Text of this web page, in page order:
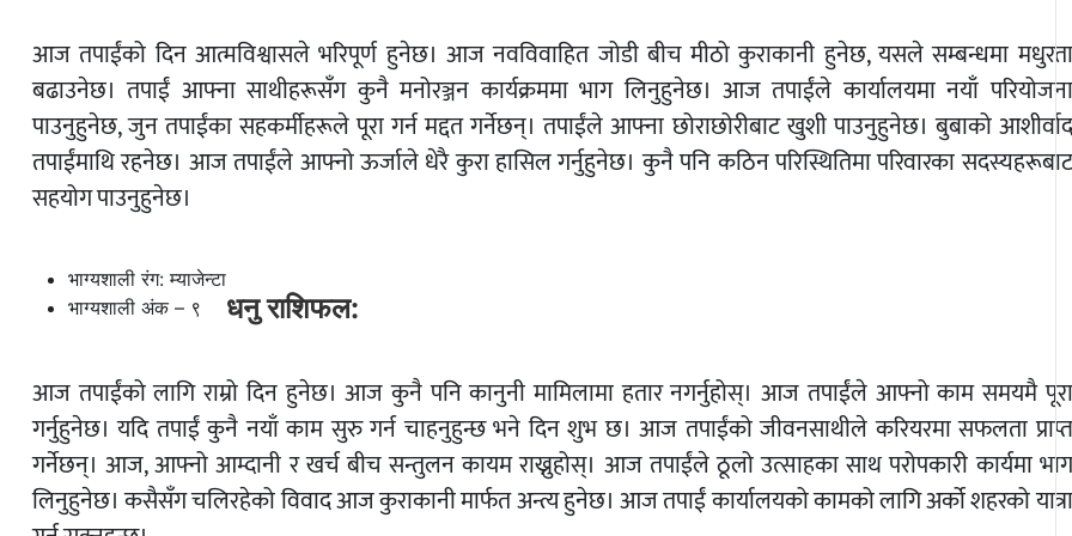
आज तपाईंको दिन आत्मविश्वासले भरिपूर्ण हुनेछ। आज नवविवाहित जोडी बीच मीठो कुराकानी हुनेछ, यसले सम्बन्धमा मधुरता
बढाउनेछ। तपाईं आफ्ना साथीहरूसँग कुनै मनोरञ्जन कार्यक्रममा भाग लिनुहुनेछ। आज तपाईंले कार्यालयमा नयाँ परियोजना
पाउनुहुनेछ, जुन तपाईंका सहकर्मीहरूले पूरा गर्न मद्दत गर्नेछन्। तपाईंले आफ्ना छोराछोरीबाट खुशी पाउनुहुनेछ। बुबाको आशीर्वाद
तपाईंमाथि रहनेछ। आज तपाईंले आफ्नो ऊर्जाले धेरै कुरा हासिल गर्नुहुनेछ। कुनै पनि कठिन परिस्थितिमा परिवारका सदस्यहरूबाट
सहयोग पाउनुहुनेछ।
भाग्यशाली रंग: म्याजेन्टा
भाग्यशाली अंक – ९
धनु राशिफल:
आज तपाईंको लागि राम्रो दिन हुनेछ। आज कुनै पनि कानुनी मामिलामा हतार नगर्नुहोस्। आज तपाईंले आफ्नो काम समयमै पूरा
गर्नुहुनेछ। यदि तपाईं कुनै नयाँ काम सुरु गर्न चाहनुहुन्छ भने दिन शुभ छ। आज तपाईंको जीवनसाथीले करियरमा सफलता प्राप्त
गर्नेछन्। आज, आफ्नो आम्दानी र खर्च बीच सन्तुलन कायम राख्नुहोस्। आज तपाईंले ठूलो उत्साहका साथ परोपकारी कार्यमा भाग
लिनुहुनेछ। कसैसँग चलिरहेको विवाद आज कुराकानी मार्फत अन्त्य हुनेछ। आज तपाईं कार्यालयको कामको लागि अर्को शहरको यात्रा